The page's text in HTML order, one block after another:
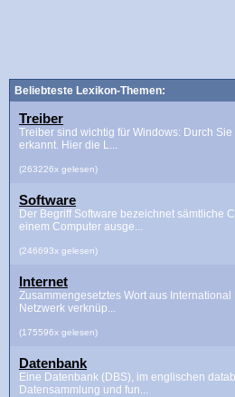
Beliebteste Lexikon-Themen:
Treiber
Treiber sind wichtig für Windows: Durch
erkannt. Hier die L...
(263226x gelesen)
Software
Der Begriff Software bezeichnet sämtliche
einem Computer ausge...
(246693x gelesen)
Internet
Zusammengesetztes Wort aus
Netzwerk verknüp...
(175596x gelesen)
Datenbank
Eine Datenbank (DBS), im englischen
Datensammlung und fun...